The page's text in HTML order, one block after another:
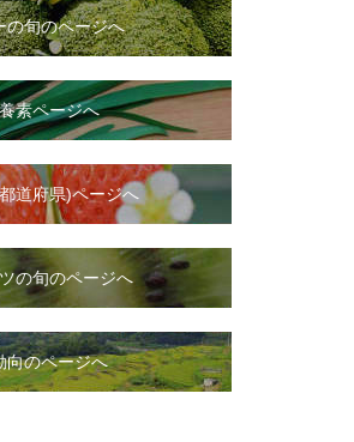
の旬のページへ
素ページへ
道府県)ページへ
の旬のページへ
向のページへ